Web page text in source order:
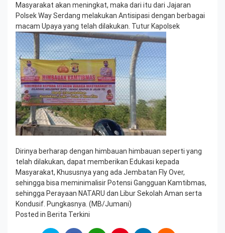
Masyarakat akan meningkat, maka dari itu dari Jajaran
Polsek Way Serdang melakukan Antisipasi dengan berbagai
macam Upaya yang telah dilakukan. Tutur Kapolsek
Dirinya berharap dengan himbauan himbauan seperti yang
telah dilakukan, dapat memberikan Edukasi kepada
Masyarakat, Khususnya yang ada Jembatan Fly Over,
sehingga bisa meminimalisir Potensi Gangguan Kamtibmas,
sehingga Perayaan NATARU dan Libur Sekolah Aman serta
Kondusif. Pungkasnya. (MB/Jumani)
Posted in Berita Terkini